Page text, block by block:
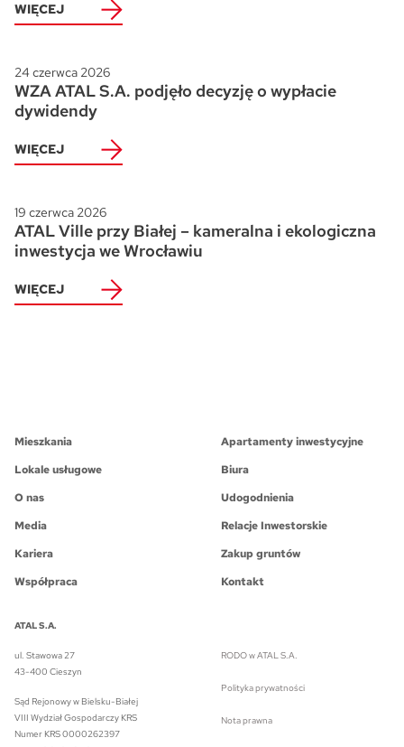
WIĘCEJ
24 czerwca 2026
WZA ATAL S.A. podjęło decyzję o wypłacie
dywidendy
WIĘCEJ
19 czerwca 2026
ATAL Ville przy Białej – kameralna i ekologiczna
inwestycja we Wrocławiu
WIĘCEJ
Mieszkania
Apartamenty inwestycyjne
Lokale usługowe
Biura
O nas
Udogodnienia
Media
Relacje Inwestorskie
Kariera
Zakup gruntów
Współpraca
Kontakt
ATAL S.A.
ul. Stawowa 27
43-400 Cieszyn
Sąd Rejonowy w Bielsku-Białej
VIII Wydział Gospodarczy KRS
Numer KRS 0000262397
RODO w ATAL S.A.
Polityka prywatności
Nota prawna